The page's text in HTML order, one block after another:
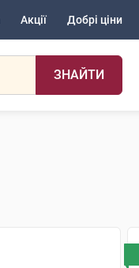
Акції Добрі ціни
ЗНАЙТИ